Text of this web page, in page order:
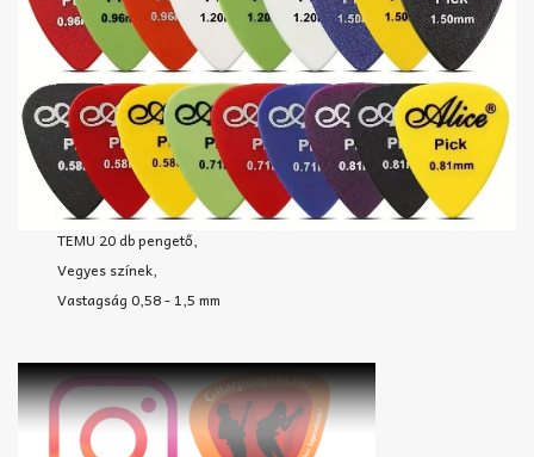
TEMU 20 db pengető,
Vegyes színek,
Vastagság 0,58 - 1,5 mm